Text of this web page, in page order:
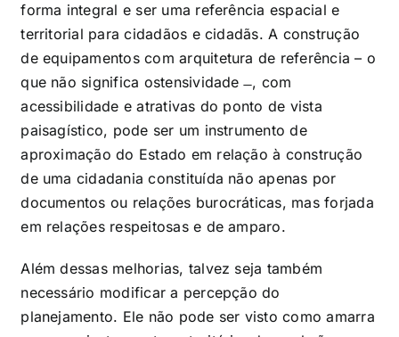
forma integral e ser uma referência espacial e
territorial para cidadãos e cidadãs. A construção
de equipamentos com arquitetura de referência – o
que não significa ostensividade ̶ , com
acessibilidade e atrativas do ponto de vista
paisagístico, pode ser um instrumento de
aproximação do Estado em relação à construção
de uma cidadania constituída não apenas por
documentos ou relações burocráticas, mas forjada
em relações respeitosas e de amparo.
Além dessas melhorias, talvez seja também
necessário modificar a percepção do
planejamento. Ele não pode ser visto como amarra